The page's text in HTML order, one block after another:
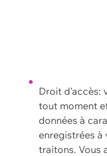
Droit d'accès:
tout moment
données à
enregistrées à
traitons. Vous